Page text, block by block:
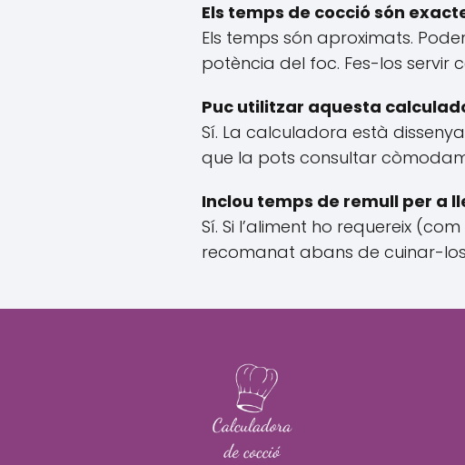
Els temps de cocció són
Els temps són aproximats.
potència del foc. Fes-los servir
Puc utilitzar aquesta
Sí. La calculadora està
que la pots consultar
Inclou temps de remull per a
Sí. Si l’aliment ho requereix
recomanat abans de cuinar-